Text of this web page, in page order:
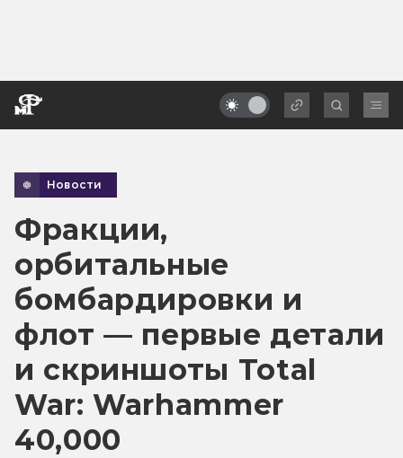
Новости
Фракции,
орбитальные
бомбардировки и
флот — первые детали
и скриншоты Total
War: Warhammer
40,000